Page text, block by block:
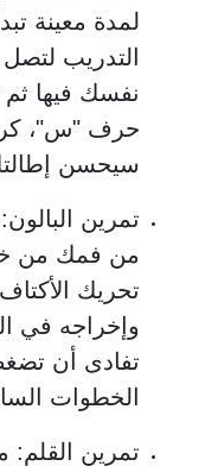
لمدة معينة
التدريب
نفسك فيها
حرف "س"، كرر
سيحسن
تمرين
من فمك من
تحريك
وإخراجه في
تفادى أن
الخطوات
تمرين القلم: